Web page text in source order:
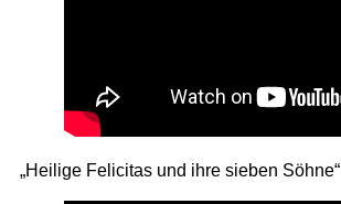
„Heilige Felicitas und ihre sieben Söhne“